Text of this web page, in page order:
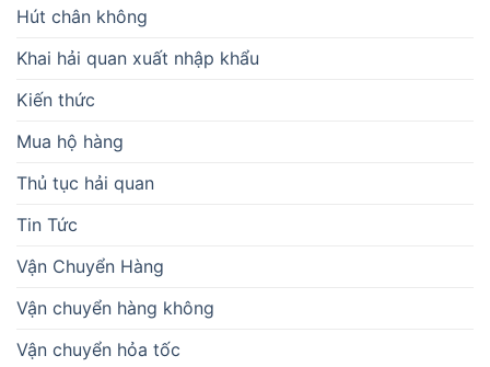
Hút chân không
Khai hải quan xuất nhập khẩu
Kiến thức
Mua hộ hàng
Thủ tục hải quan
Tin Tức
Vận Chuyển Hàng
Vận chuyển hàng không
Vận chuyển hỏa tốc